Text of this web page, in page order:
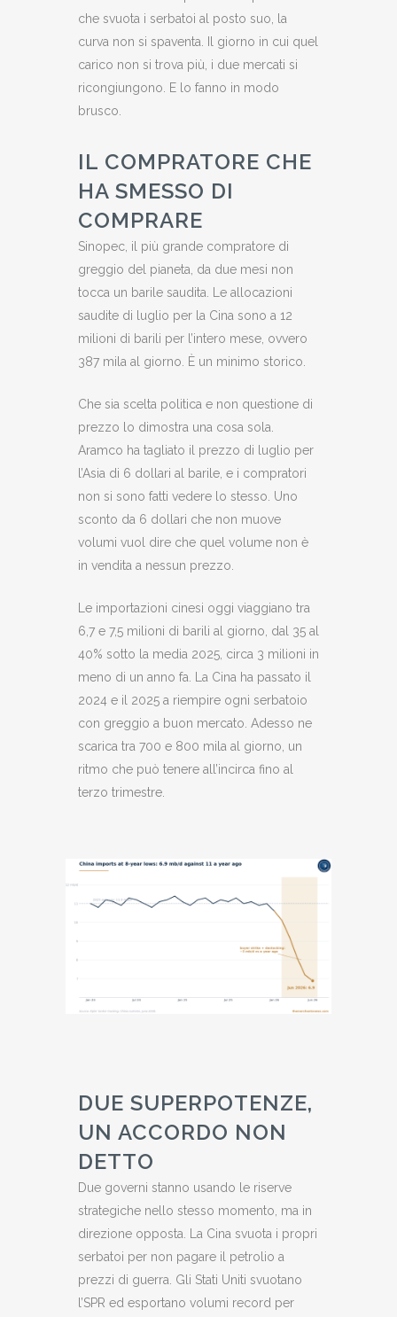
che svuota i serbatoi al posto suo, la
curva non si spaventa. Il giorno in cui quel
carico non si trova più, i due mercati si
ricongiungono. E lo fanno in modo
brusco.
IL COMPRATORE CHE
HA SMESSO DI
COMPRARE
Sinopec, il più grande compratore di
greggio del pianeta, da due mesi non
tocca un barile saudita. Le allocazioni
saudite di luglio per la Cina sono a 12
milioni di barili per l’intero mese, ovvero
387 mila al giorno. È un minimo storico.
Che sia scelta politica e non questione di
prezzo lo dimostra una cosa sola.
Aramco ha tagliato il prezzo di luglio per
l’Asia di 6 dollari al barile, e i compratori
non si sono fatti vedere lo stesso. Uno
sconto da 6 dollari che non muove
volumi vuol dire che quel volume non è
in vendita a nessun prezzo.
Le importazioni cinesi oggi viaggiano tra
6,7 e 7,5 milioni di barili al giorno, dal 35 al
40% sotto la media 2025, circa 3 milioni in
meno di un anno fa. La Cina ha passato il
2024 e il 2025 a riempire ogni serbatoio
con greggio a buon mercato. Adesso ne
scarica tra 700 e 800 mila al giorno, un
ritmo che può tenere all’incirca fino al
terzo trimestre.
DUE SUPERPOTENZE,
UN ACCORDO NON
DETTO
Due governi stanno usando le riserve
strategiche nello stesso momento, ma in
direzione opposta. La Cina svuota i propri
serbatoi per non pagare il petrolio a
prezzi di guerra. Gli Stati Uniti svuotano
l’SPR ed esportano volumi record per